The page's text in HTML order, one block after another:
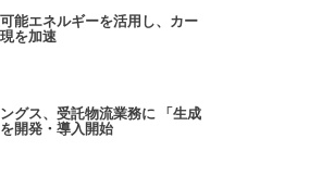
能エネルギーを活用し、カー
を加速
グス、受託物流業務に 「生成
開発・導入開始